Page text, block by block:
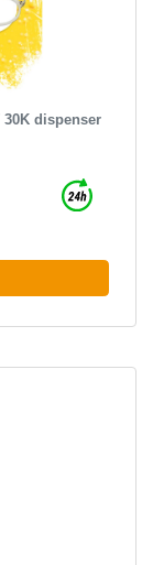
dispenser